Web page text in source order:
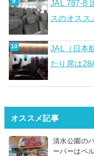
JAL 787-8
スのオスス
JAL（日本
たり席は
オススメ記事
清水公園の
ーパーはベ